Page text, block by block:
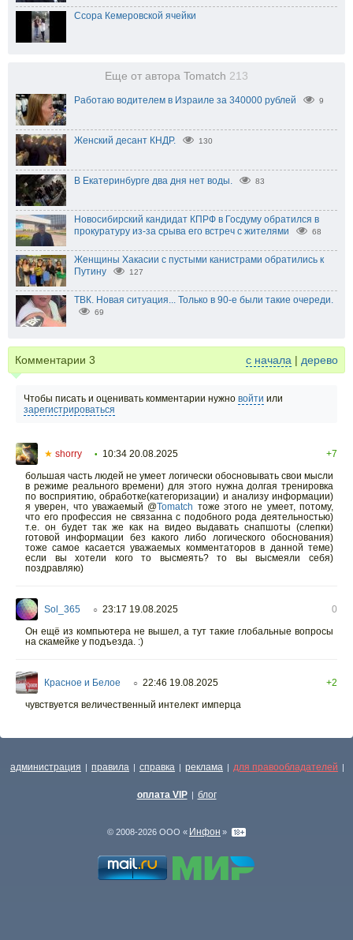
Ссора Кемеровской ячейки
Еще от автора Tomatch 213
Работаю водителем в Израиле за 340000 рублей 9
Женский десант КНДР. 130
В Екатеринбурге два дня нет воды. 83
Новосибирский кандидат КПРФ в Госдуму обратился в
прокуратуру из-за срыва его встреч с жителями
68
Женщины Хакасии с пустыми канистрами обратились к
Путину
127
ТВК. Новая ситуация... Только в 90-е были такие очереди.
69
Комментарии 3 с начала | дерево
Чтобы писать и оценивать комментарии нужно войти или
зарегистрироваться
★ shorry • 10:34 20.08.2025
+7
большая часть людей не умеет логически обосновывать свои мысли
в режиме реального времени) для этого нужна долгая тренировка
по восприятию, обработке(категоризации) и анализу информации)
я уверен, что уважаемый @Tomatch тоже этого не умеет, потому,
что его профессия не связанна с подобного рода деятельностью)
т.е. он будет так же как на видео выдавать снапшоты (слепки)
готовой информации без какого либо логического обоснования)
тоже самое касается уважаемых комментаторов в данной теме)
если вы хотели кого то высмеять? то вы высмеяли себя)
поздравляю)
Sol_365 ○ 23:17 19.08.2025
0
Он ещё из компьютера не вышел, а тут такие глобальные вопросы
на скамейке у подъезда. :)
Красное и Белое ○ 22:46 19.08.2025
+2
чувствуется величественный интелект имперца
администрация | правила | справка | реклама | для правообладателей |
оплата VIP | блог
© 2008-2026 ООО « Инфон »